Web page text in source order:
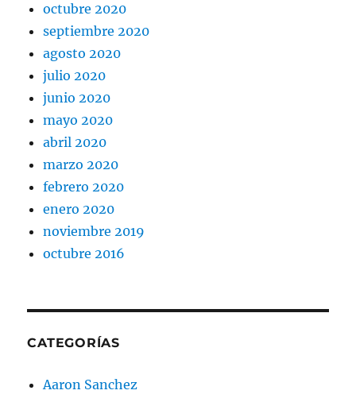
octubre 2020
septiembre 2020
agosto 2020
julio 2020
junio 2020
mayo 2020
abril 2020
marzo 2020
febrero 2020
enero 2020
noviembre 2019
octubre 2016
CATEGORÍAS
Aaron Sanchez